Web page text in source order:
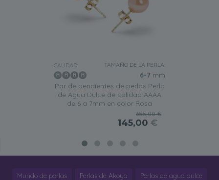
CALIDAD: TAMAÑO DE LA PERLA:
6-7 mm
Par de pendientes de perlas Perla
de Agua Dulce de calidad AAAA
de 6 a 7mm en color Rosa
655,00 €
145,00 €
Mundo de perlas Perlas de Akoya Perlas de agua dulce